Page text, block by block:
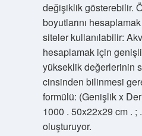
değişiklik gösterebilir.
boyutlarını
siteler kullanılabilir:
hesaplamak için
yükseklik değerlerinin
cinsinden bilinmesi
formülü: (Genişlik x
1000 . 50x22x29 cm . ;
oluşturuyor.